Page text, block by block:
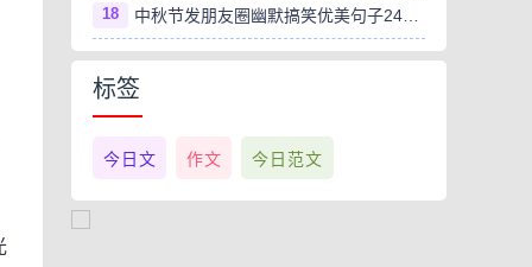
18 中秋节发朋友圈幽默搞笑优美句子240句
标签
今日文 作文 今日范文